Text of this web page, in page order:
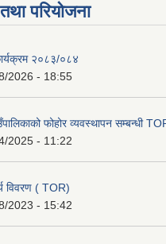
परियोजना
२०८३/०८४
2026 - 18:55
फोहोर व्यवस्थापन सम्बन्धी
2025 - 11:22
विवरण ( TOR)
2023 - 15:42